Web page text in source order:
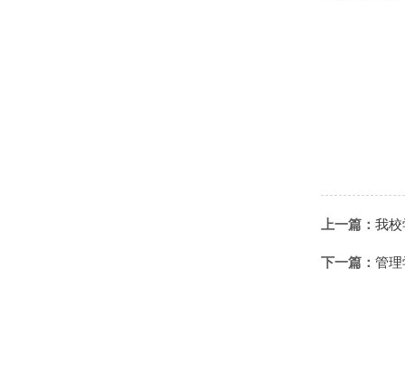
上一篇： 我
下一篇： 管